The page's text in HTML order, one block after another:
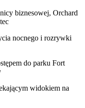
biznesowej, Orchard
nocnego i rozrywki
do parku Fort
widokiem na